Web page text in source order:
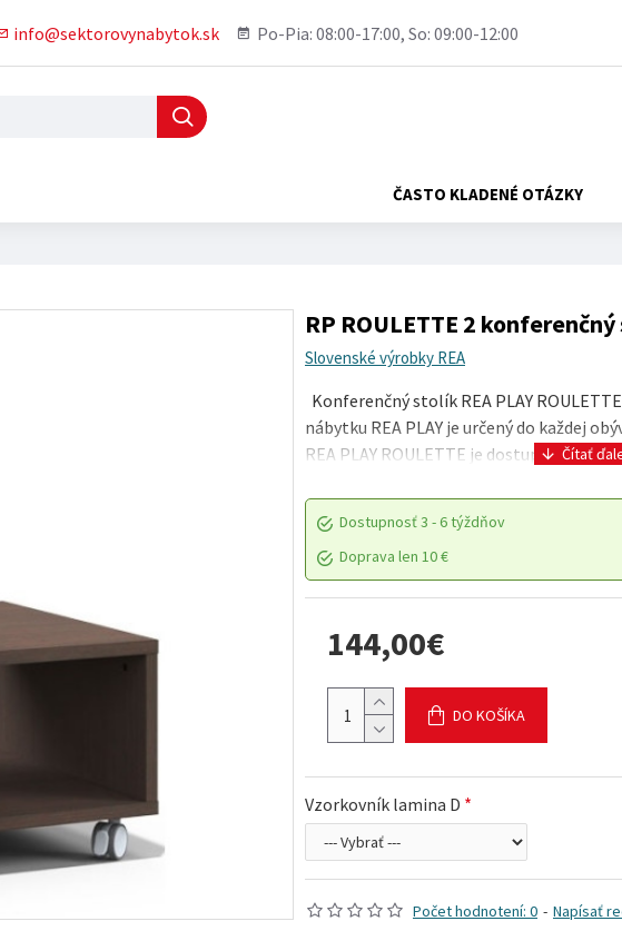
info@sektorovynabytok.sk Po-Pia: 08:00-17:00, So: 09:00-12:00
ČASTO KLADENÉ OTÁZKY
RP ROULETTE 2
Slovenské výrobky REA
Konferenčný stolík REA PLAY
nábytku REA PLAY je určený do každej
REA PLAY ROULETTE je dostupný v
Dostupnosť3 - 6 týždňov
Doprava len 10 €
Počet hodnotení: 0 - Napísať
144,00€
Vzorkovník lamina D
DO KOŠÍKA